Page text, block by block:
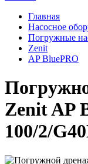
Главная
Насосное
Погружные
Zenit
AP BluePRO
Zenit AP
100/2/